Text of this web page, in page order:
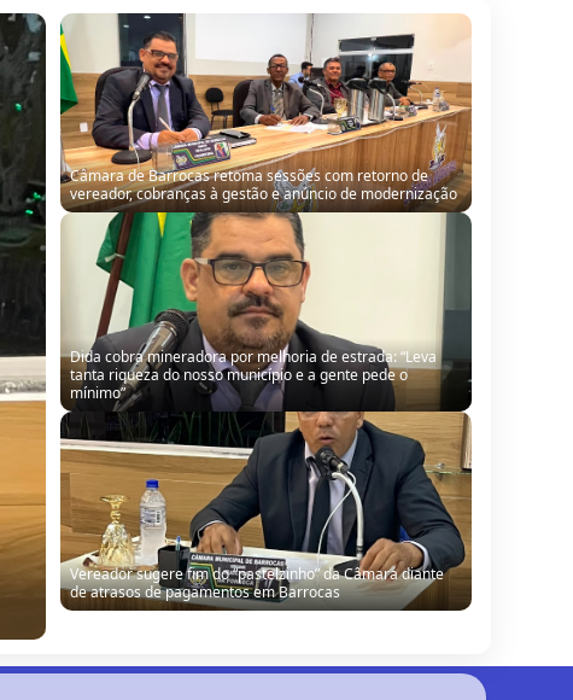
Câmara de Barrocas retoma sessões com retorno de
vereador, cobranças à gestão e anúncio de modernização
Dida cobra mineradora por melhoria de estrada: “Leva
tanta riqueza do nosso município e a gente pede o
mínimo”
Vereador sugere fim do “pastelzinho” da Câmara diante
de atrasos de pagamentos em Barrocas